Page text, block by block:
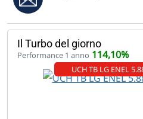
Il Turbo del giorno
Performance 1 anno 114,10%
UCH TB LG ENEL